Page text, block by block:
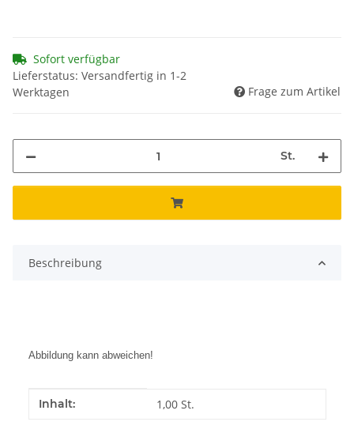
Sofort verfügbar
Lieferstatus: Versandfertig in 1-2
Werktagen
Frage zum Artikel
St.
Beschreibung
Abbildung kann abweichen!
Produkteigenschaft
Wert
Inhalt: 1,00 St.